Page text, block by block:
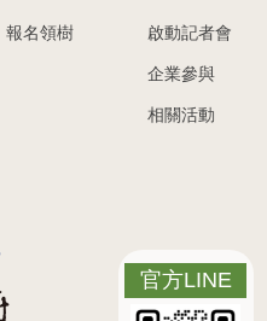
官方LINE
報名領樹 啟動記者會
企業參與
相關活動